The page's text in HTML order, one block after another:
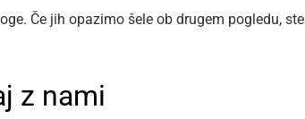
Če jih opazimo šele ob drugem pogledu, ste
z nami